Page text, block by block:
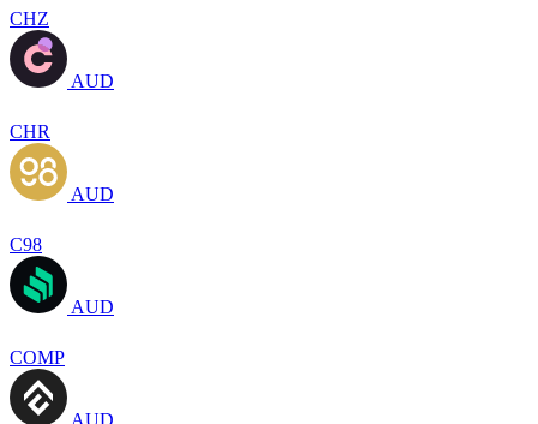
CHZ
AUD
CHR
AUD
C98
AUD
COMP
AUD